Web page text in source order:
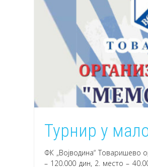
Турнир у
ФК „Војводина“ Товаришево
– 120.000 дин, 2. место –